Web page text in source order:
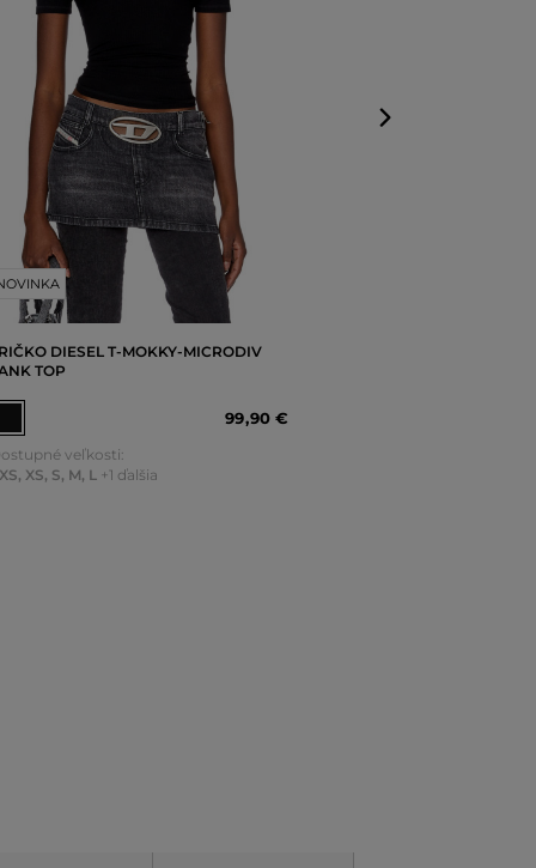
DIESEL T-MOKKY-MICRODIV
TOP
99,90 €
veľkosti:
, XS, S, M, L +1 ďalšia